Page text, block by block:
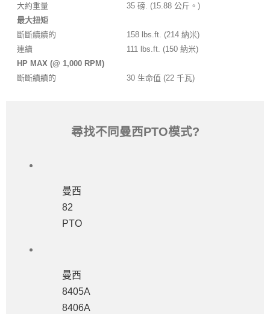
大約重量
35 磅. (15.88 公斤。)
最大扭矩
斷斷續續的
158 lbs.ft. (214 納米)
連續
111 lbs.ft. (150 納米)
HP MAX (@ 1,000 RPM)
斷斷續續的
30 生命值 (22 千瓦)
尋找不同曼西PTO模式?
曼西
82
PTO
曼西
8405A
8406A